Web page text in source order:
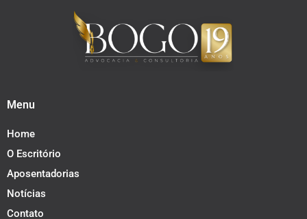
Menu
Home
O Escritório
Aposentadorias
Notícias
Contato